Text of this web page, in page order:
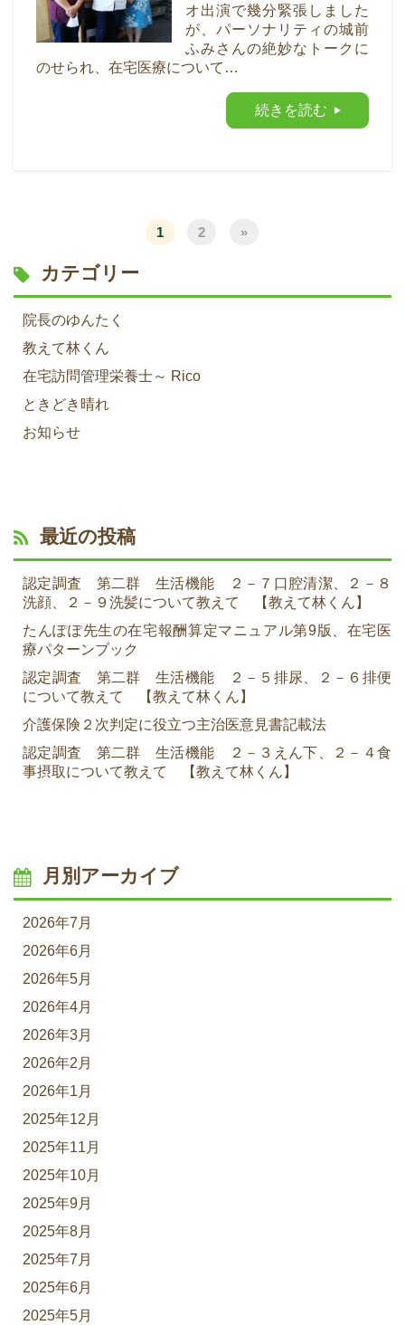
オ出演で幾分緊張しました
が、パーソナリティの城前
ふみさんの絶妙なトークに
のせられ、在宅医療について…
続きを読む
1 2 »
カテゴリー
院長のゆんたく
教えて林くん
在宅訪問管理栄養士～ Rico
ときどき晴れ
お知らせ
最近の投稿
認定調査 第二群 生活機能 ２－７口腔清潔、２－８
洗顔、２－９洗髪について教えて 【教えて林くん】
たんぽぽ先生の在宅報酬算定マニュアル第9版、在宅医
療パターンブック
認定調査 第二群 生活機能 ２－５排尿、２－６排便
について教えて 【教えて林くん】
介護保険２次判定に役立つ主治医意見書記載法
認定調査 第二群 生活機能 ２－３えん下、２－４食
事摂取について教えて 【教えて林くん】
月別アーカイブ
2026年7月
2026年6月
2026年5月
2026年4月
2026年3月
2026年2月
2026年1月
2025年12月
2025年11月
2025年10月
2025年9月
2025年8月
2025年7月
2025年6月
2025年5月